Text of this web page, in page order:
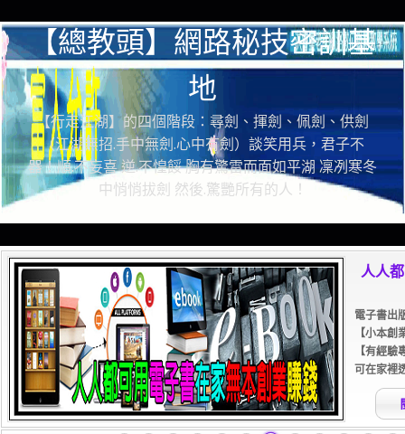
【總教頭】網路秘技密訓基
地
【行走江湖】的四個階段：尋劍、揮劍、佩劍、供劍
（江湖無招.手中無劍.心中有劍）談笑用兵，君子不
器！順.不妄喜 逆.不惶餒 胸有驚雷而面如平湖 凜冽寒冬
中悄悄拔劍 然後.驚艷所有的人！